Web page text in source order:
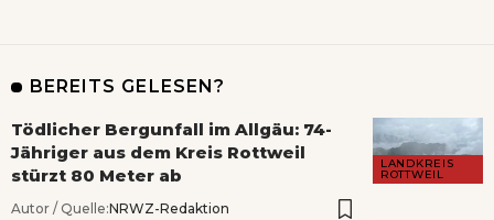
BEREITS GELESEN?
LANDKREIS
ROTTWEIL
Tödlicher Bergunfall im Allgäu: 74-
Jähriger aus dem Kreis Rottweil
stürzt 80 Meter ab
Autor / Quelle:NRWZ-Redaktion